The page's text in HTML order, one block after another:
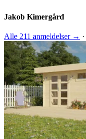
Jakob Kimergård
Alle 211 anmeldelser → ·